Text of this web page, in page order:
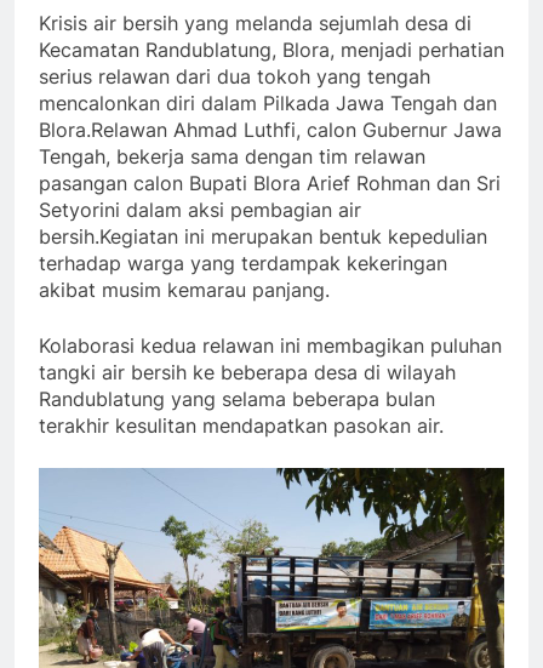
Krisis air bersih yang melanda sejumlah desa di
Kecamatan Randublatung, Blora, menjadi perhatian
serius relawan dari dua tokoh yang tengah
mencalonkan diri dalam Pilkada Jawa Tengah dan
Blora.Relawan Ahmad Luthfi, calon Gubernur Jawa
Tengah, bekerja sama dengan tim relawan
pasangan calon Bupati Blora Arief Rohman dan Sri
Setyorini dalam aksi pembagian air
bersih.Kegiatan ini merupakan bentuk kepedulian
terhadap warga yang terdampak kekeringan
akibat musim kemarau panjang.
Kolaborasi kedua relawan ini membagikan puluhan
tangki air bersih ke beberapa desa di wilayah
Randublatung yang selama beberapa bulan
terakhir kesulitan mendapatkan pasokan air.